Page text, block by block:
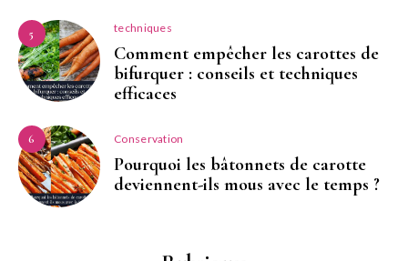
5 techniques
Comment empêcher les carottes de
bifurquer : conseils et techniques
efficaces
6 Conservation
Pourquoi les bâtonnets de carotte
deviennent-ils mous avec le temps ?